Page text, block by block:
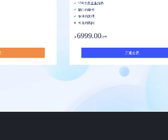
100余类企业服务
贴心的秘书
专业的助理
长期的顾问
￥ 6999.00/2年
开通会员